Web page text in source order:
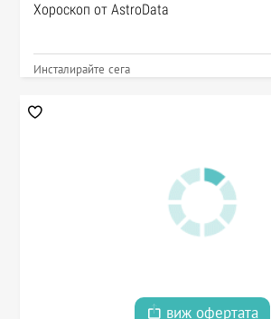
Хороскоп от AstroData
Инсталирайте сега
виж офертата